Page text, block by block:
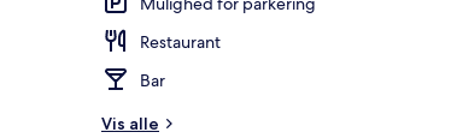
Restaurant
Bar
Vis alle